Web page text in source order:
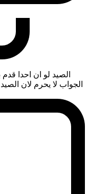
الصيد لو ان احدا
الجواب لا يحرم لان